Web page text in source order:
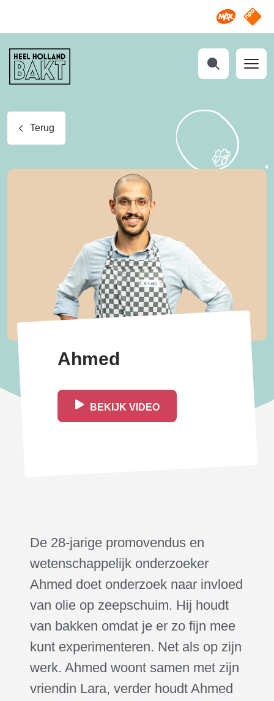
Omroep
NPO
Heel
Holland
Bakt
Terug
Ahmed
BEKIJK VIDEO
De 28-jarige promovendus en
wetenschappelijk onderzoeker
Ahmed doet onderzoek naar invloed
van olie op zeepschuim. Hij houdt
van bakken omdat je er zo fijn mee
kunt experimenteren. Net als op zijn
werk. Ahmed woont samen met zijn
vriendin Lara, verder houdt Ahmed